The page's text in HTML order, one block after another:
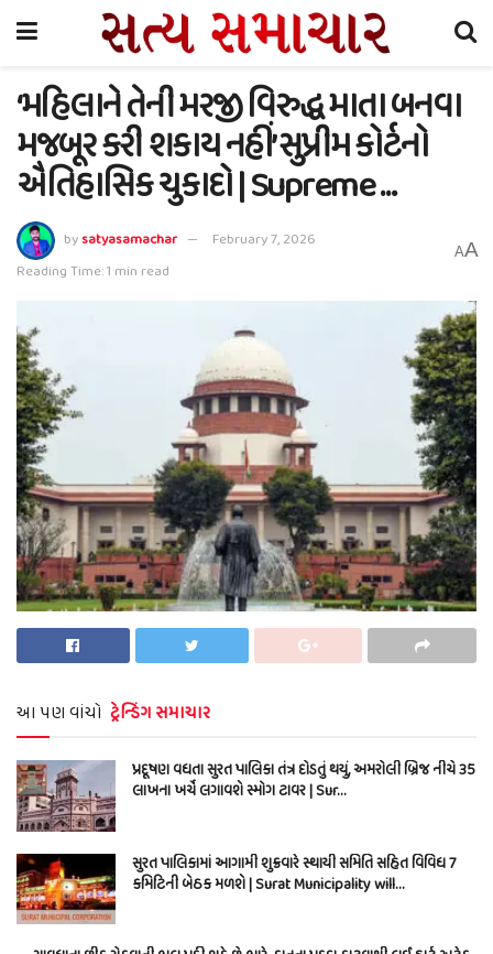
‘મહિલાને તેની મરજી વિરુદ્ધ માતા બનવા
મજબૂર કરી શકાય નહીં’ સુપ્રીમ કોર્ટનો
ઐતિહાસિક ચુકાદો | Supreme …
bysatyasamachar
February 7, 2026
Reading Time: 1 min read
AA
આ પણ વાંચો ટ્રેન્ડિંગ સમાચાર
પ્રદૂષણ વધતા સુરત પાલિકા તંત્ર દોડતું થયું, અમરોલી બ્રિજ નીચે 35
લાખના ખર્ચે લગાવશે સ્મોગ ટાવર | Sur…
સુરત પાલિકામાં આગામી શુક્રવારે સ્થાયી સમિતિ સહિત વિવિધ 7
કમિટિની બેઠક મળશે | Surat Municipality will…